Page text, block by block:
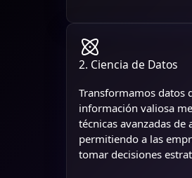
2. Ciencia de Datos
Transformamos datos
información valiosa
técnicas avanzadas de
permitiendo a las
tomar decisiones